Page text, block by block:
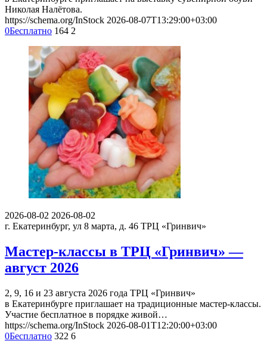
Николая Налётова.
https://schema.org/InStock 2026-08-07T13:29:00+03:00
0Бесплатно 164 2
2026-08-02 2026-08-02
г. Екатеринбург, ул 8 марта, д. 46 ТРЦ «Гринвич»
Мастер-классы в ТРЦ «Гринвич» —
август 2026
2, 9, 16 и 23 августа 2026 года ТРЦ «Гринвич»
в Екатеринбурге приглашает на традиционные мастер-классы.
Участие бесплатное в порядке живой…
https://schema.org/InStock 2026-08-01T12:20:00+03:00
0Бесплатно 322 6